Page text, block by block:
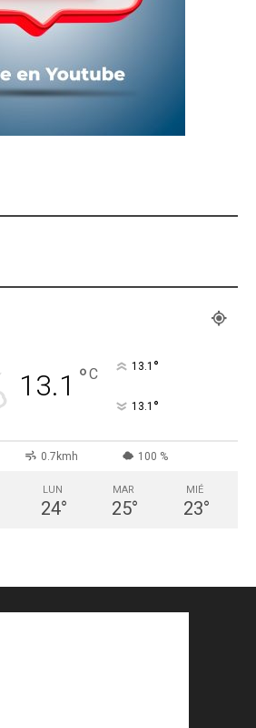
13.1 °C 13.1 °
13.1 °
0.7kmh 100 %
LUN
24°
MAR
25°
MIÉ
23°